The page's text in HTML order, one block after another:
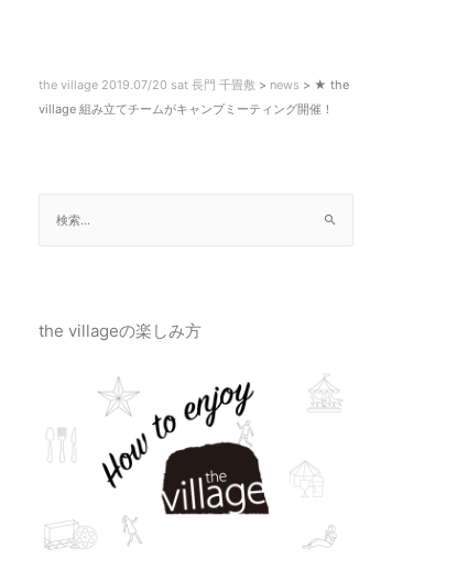
the village 2019.07/20 sat 長門 千畳敷 > news > ★ the
village 組み立てチームがキャンプミーティング開催！
the villageの楽しみ方